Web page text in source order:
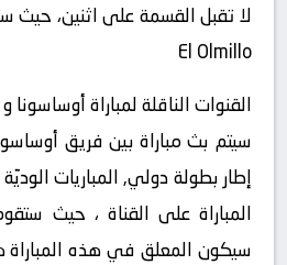
لا تقبل القسمة على اثنين، حيث
El Olmillo
القنوات الناقلة لمباراة
سيتم بث مباراة بين فريق
إطار بطولة دولي, المباريات
المباراة على القناة ، حيث
سيكون المعلق في هذه المباراة